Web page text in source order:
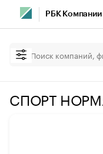
РБК Компании
СПОРТ